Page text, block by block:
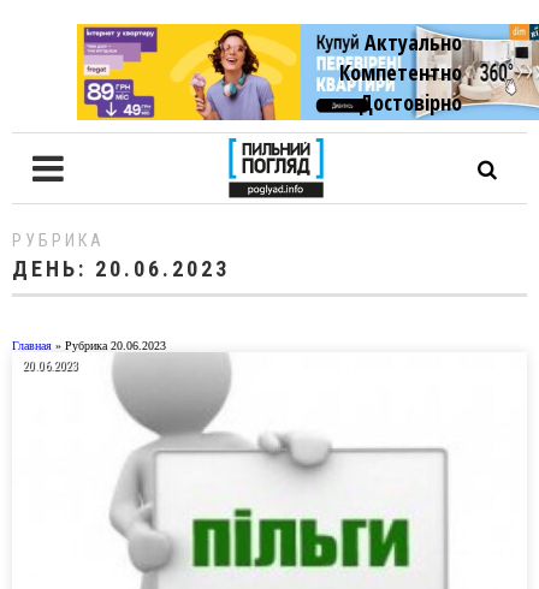
Актуально
Компетентно
Достовiрно
РУБРИКА
ДЕНЬ: 20.06.2023
Главная » Рубрика 20.06.2023
20.06.2023